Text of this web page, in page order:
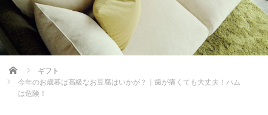
Home
ギフト
今年のお歳暮は高級なお豆腐はいかが？｜歯が痛くても大丈夫！ハム
は危険！